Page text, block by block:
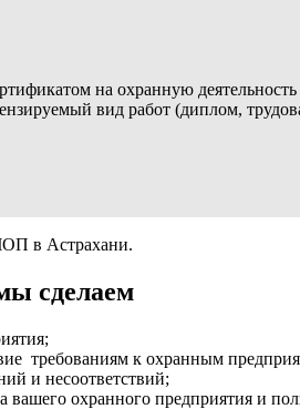
на охранную
вид работ (диплом,
в Астрахани.
сделаем
требованиям к охранным
и несоответствий;
охранного предприятия и